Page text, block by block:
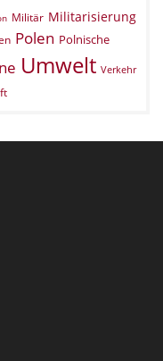
Militär Militarisierung
Polen Polnische
Umwelt Verkehr